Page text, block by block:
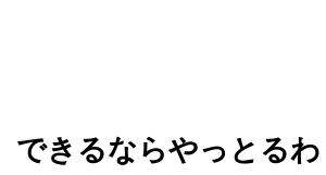
できるならやっとるわ